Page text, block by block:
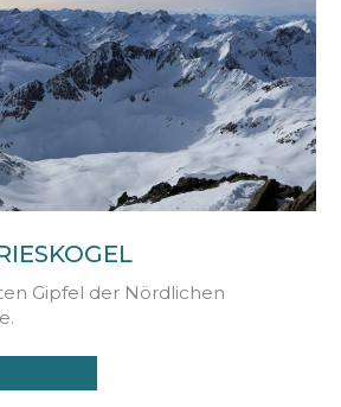
Gipfel der Nördlichen